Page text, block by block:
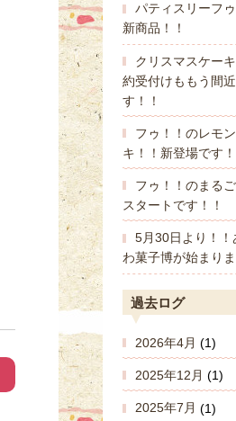
パティスリーフ
新商品！！
クリスマスケー
約受付けももう間
す！！
フゥ！！のレモ
キ！！新登場です！
フゥ！！のまる
スタートです！！
5月30日より！！
わ菓子博が始まりま
過去ログ
2026年4月 (1)
2025年12月 (1)
2025年7月 (1)